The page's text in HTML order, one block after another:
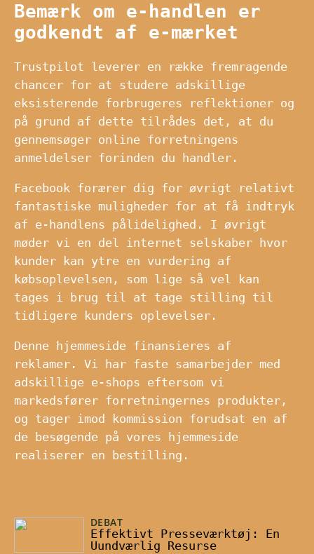
Bemærk om e-handlen er
godkendt af e-mærket
Trustpilot leverer en række fremragende
chancer for at studere adskillige
eksisterende forbrugeres reflektioner og
på grund af dette tilrådes det, at du
gennemsøger online forretningens
anmeldelser forinden du handler.
Facebook forærer dig for øvrigt relativt
fantastiske muligheder for at få indtryk
af e-handlens pålidelighed. I øvrigt
møder vi en del internet selskaber hvor
kunder kan ytre en vurdering af
købsoplevelsen, som lige så vel kan
tages i brug til at tage stilling til
tidligere kunders oplevelser.
Denne hjemmeside finansieres af
reklamer. Vi har faste samarbejder med
adskillige e-shops eftersom vi
markedsfører forretningernes produkter,
og tager imod kommission forudsat en af
de besøgende på vores hjemmeside
realiserer en bestilling.
DEBAT
Effektivt Presseværktøj: En
Uundværlig Resurse